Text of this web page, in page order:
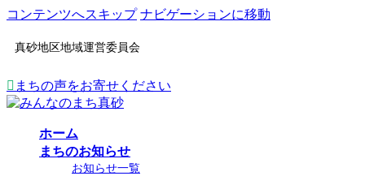
コンテンツへスキップ ナビゲーションに移動
真砂地区地域運営委員会
まちの声をお寄せください
ホーム
まちのお知らせ
お知らせ一覧